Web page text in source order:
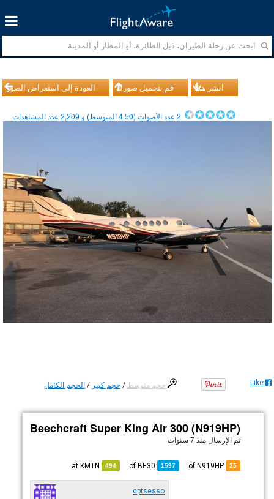
العودة إلى استعراض الصور قم بتحميل صورك انشر هذا
2عدد الأصوات (4.50المتوسط) و 2,209عدد المشاهدات
حجم متوسط /حجم كبير /الحجم الكامل Like
Beechcraft Super King Air 300 (N919HP)
تم الإرسال منذ 7 سنوات
25
1597
BE30
494
KMTN
cptsesso